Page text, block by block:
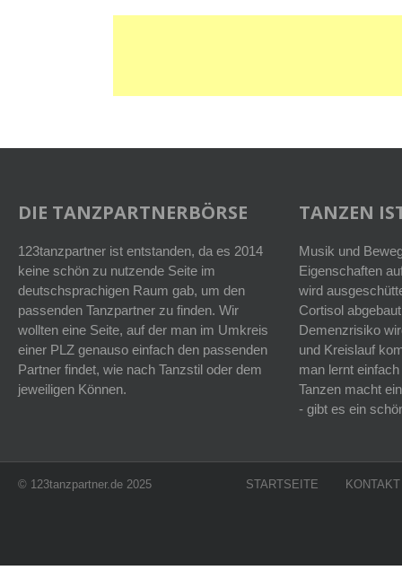
DIE TANZPARTNERBÖRSE
123tanzpartner ist entstanden, da es 2014
keine schön zu nutzende Seite im
deutschsprachigen Raum gab, um den
passenden Tanzpartner zu finden. Wir
wollten eine Seite, auf der man im Umkreis
einer PLZ genauso einfach den passenden
Partner findet, wie nach Tanzstil oder dem
jeweiligen Können.
TANZEN
Musik und
Eigenschaften
wird
Cortisol
Demenzrisiko
und Kreislauf
man lernt
Tanzen macht
- gibt es ein
© 123tanzpartner.de 2025 STARTSEITE